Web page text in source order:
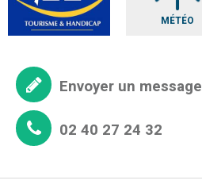
MÉTÉO
Envoyer un message
02 40 27 24 32